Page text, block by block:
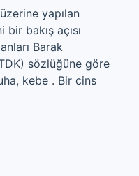
yapılan
bakış açısı
Barak
sözlüğüne göre
kebe . Bir cins